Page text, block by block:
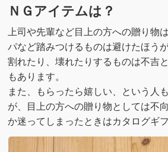
ＮＧアイテムは？
上司や先輩など目上の方への贈り物
パなど踏みつけるものは避けたほう
割れたり、壊れたりするものは不吉
もあります。
また、もらったら嬉しい、という人
が、目上の方への贈り物としては不
か迷ってしまったときはカタログギ